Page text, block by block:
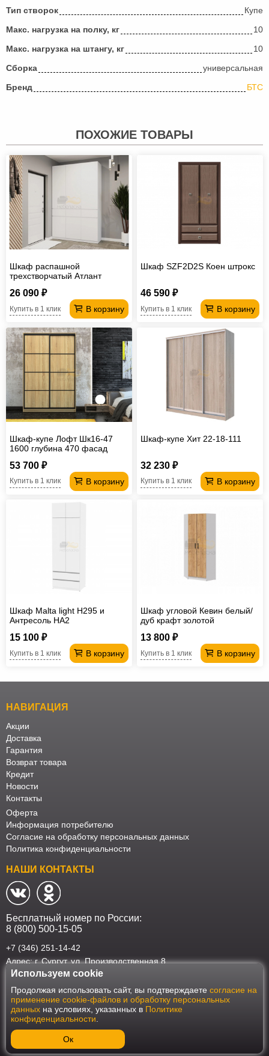
Тип створок
Купе
Макс. нагрузка на полку, кг
10
Макс. нагрузка на штангу, кг
10
Сборка
универсальная
Бренд
БТС
ПОХОЖИЕ ТОВАРЫ
Шкаф распашной
трехстворчатый Атлант
26 090 ₽
В корзину
Купить в 1 клик
Шкаф SZF2D2S Коен штрокс
46 590 ₽
В корзину
Купить в 1 клик
Шкаф-купе Лофт Шк16-47
1600 глубина 470 фасад
53 700 ₽
В корзину
Купить в 1 клик
Шкаф-купе Хит 22-18-111
32 230 ₽
В корзину
Купить в 1 клик
Шкаф Malta light H295 и
Антресоль HA2
15 100 ₽
В корзину
Купить в 1 клик
Шкаф угловой Кевин белый/
дуб крафт золотой
13 800 ₽
В корзину
Купить в 1 клик
НАВИГАЦИЯ
Акции
Доставка
Гарантия
Возврат товара
Кредит
Новости
Контакты
Оферта
Информация потребителю
Согласие на обработку персональных данных
Политика конфиденциальности
НАШИ КОНТАКТЫ
Бесплатный номер по России:
8 (800) 500-15-05
+7 (346) 251-14-42
Адрес: г. Сургут. ул. Производственная 8
Наш интернет-магазин работает в соответствии с требованиями
Федерального закона от 27 июля 2006 года №152-ФЗ "О персональных
данных". Оформить заказ на сайте Мебеласка возможно только при
наличии согласия на обработку Ваших персональных данных. Для
улучшения работы сайта и его взаимодействия с пользователями мы
соглашаетесь с использованием cookie.
Используем cookie
Продолжая использовать сайт, вы подтверждаете согласие на
применение cookie-файлов и обработку персональных
данных на условиях, указанных в Политике
конфиденциальности
Ок